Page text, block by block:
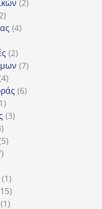
2
22
προϊόντα
44
22
προϊόντα
77
44
προϊόντα
66
11
προϊόν
33
3
προϊόντα
55
7
11
προϊόν
1515
προϊόντα
11